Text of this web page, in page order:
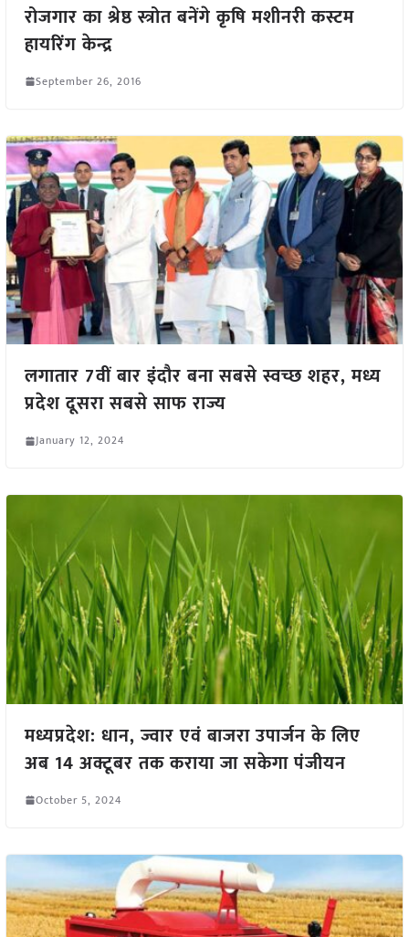
रोजगार का श्रेष्ठ स्त्रोत बनेंगे कृषि मशीनरी कस्टम
हायरिंग केन्द्र
September 26, 2016
लगातार 7वीं बार इंदौर बना सबसे स्वच्छ शहर, मध्य
प्रदेश दूसरा सबसे साफ राज्य
January 12, 2024
मध्यप्रदेश: धान, ज्वार एवं बाजरा उपार्जन के लिए
अब 14 अक्टूबर तक कराया जा सकेगा पंजीयन
October 5, 2024